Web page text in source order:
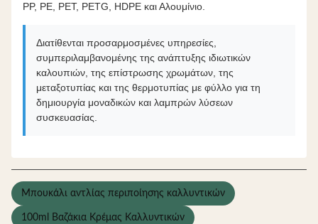
PP, PE, PET, PETG, HDPE και Αλουμίνιο.
Διατίθενται προσαρμοσμένες υπηρεσίες,
συμπεριλαμβανομένης της ανάπτυξης ιδιωτικών
καλουπιών, της επίστρωσης χρωμάτων, της
μεταξοτυπίας και της θερμοτυπίας με φύλλο για τη
δημιουργία μοναδικών και λαμπρών λύσεων
συσκευασίας.
Μπουκάλι αντλίας περιποίησης καλλυντικών
100ml Βαζάκια Κρέμας Καλλυντικών